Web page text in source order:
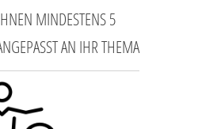
MINDESTENS 5
AN IHR THEMA